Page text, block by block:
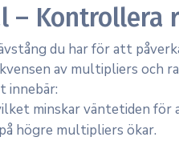
– Kontrollera
du har för att
av multipliers och
innebär:
minskar väntetiden för
högre multipliers ökar.